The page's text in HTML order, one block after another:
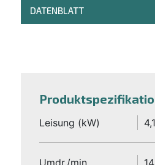
DATENBLATT
Leisung (kW) 4,1
Umdr./min